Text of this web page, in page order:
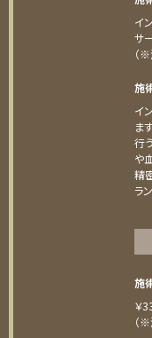
イ
サ
（
施
イ
ま
行
や
精
ラ
施
￥
（